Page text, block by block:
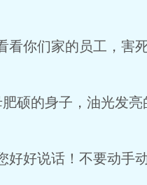
看你们家的员工，害
硕的身子，油光发
好好说话！不要动手